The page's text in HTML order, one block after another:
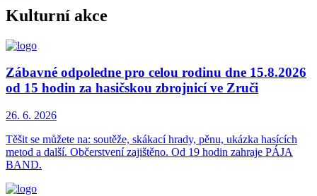
Kulturní akce
Zábavné odpoledne pro celou rodinu dne 15.8.2026
od 15 hodin za hasičskou zbrojnicí ve Zruči
26. 6. 2026
Těšit se můžete na: soutěže, skákací hrady, pěnu, ukázka hasících
metod a další. Občerstvení zajištěno. Od 19 hodin zahraje PÁJA
BAND.